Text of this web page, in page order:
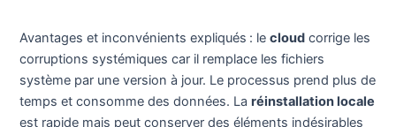
Avantages et inconvénients expliqués : lecloud corrige les
corruptions systémiques car il remplace les fichiers
système par une version à jour. Le processus prend plus de
temps et consomme des données. Laréinstallation locale
est rapide mais peut conserver des éléments indésirables